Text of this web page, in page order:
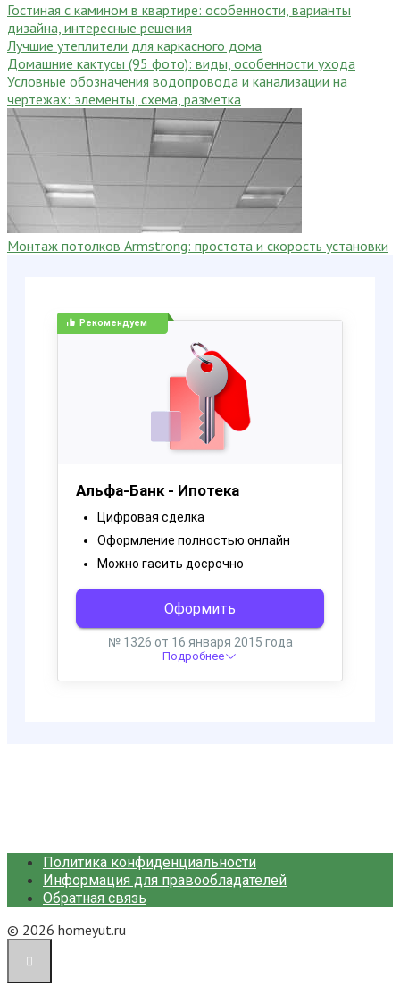
Гостиная с камином в квартире: особенности, варианты
дизайна, интересные решения
Лучшие утеплители для каркасного дома
Домашние кактусы (95 фото): виды, особенности ухода
Условные обозначения водопровода и канализации на
чертежах: элементы, схема, разметка
Монтаж потолков Armstrong: простота и скорость установки
Политика конфиденциальности
Информация для правообладателей
Обратная связь
© 2026 homeyut.ru